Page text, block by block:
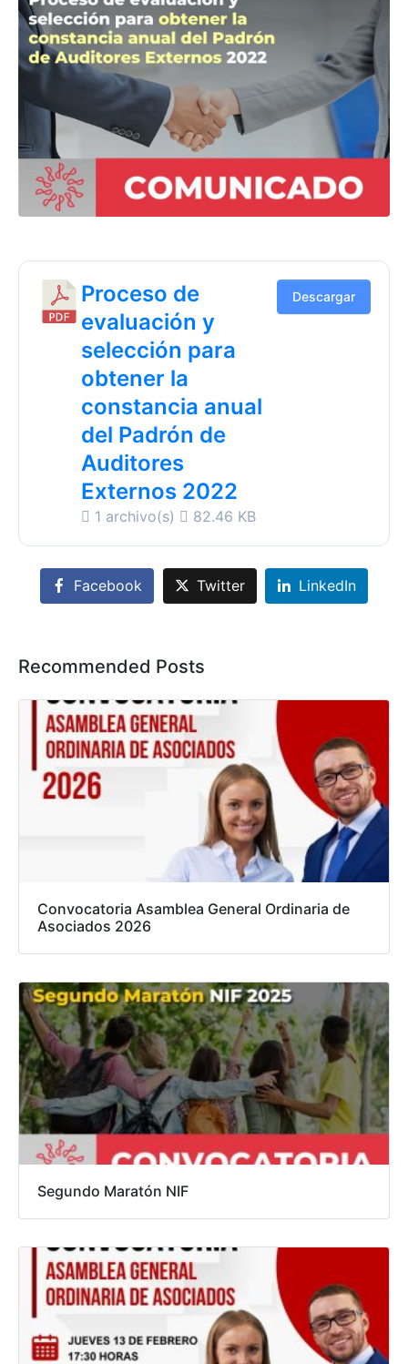
Proceso de
evaluación y
selección para
obtener la
constancia anual
del Padrón de
Auditores
Externos 2022
1 archivo(s) 82.46 KB
Descargar
Facebook Twitter LinkedIn
Recommended Posts
Convocatoria Asamblea General Ordinaria de
Asociados 2026
Segundo Maratón NIF